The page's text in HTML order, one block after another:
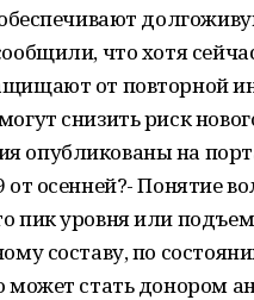
что хотя
от повторной
снизить риск
опубликованы на
от осенней?- Понятие
пик уровня или
составу, по
может стать донором